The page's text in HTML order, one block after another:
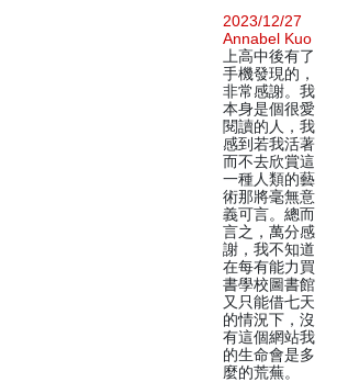
2023/12/27
Annabel Kuo
上高中後有了
手機發現的，
非常感謝。我
本身是個很愛
閱讀的人，我
感到若我活著
而不去欣賞這
一種人類的藝
術那將毫無意
義可言。總而
言之，萬分感
謝，我不知道
在每有能力買
書學校圖書館
又只能借七天
的情況下，沒
有這個網站我
的生命會是多
麼的荒蕪。